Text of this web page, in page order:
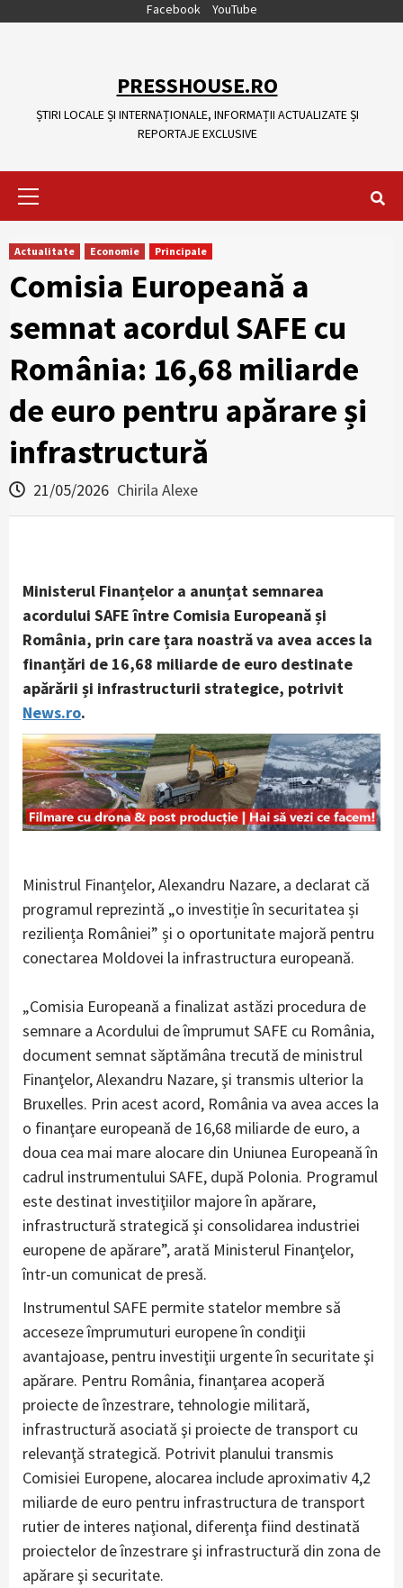
Facebook YouTube
PRESSHOUSE.RO
ȘTIRI LOCALE ȘI INTERNAȚIONALE, INFORMAȚII ACTUALIZATE ȘI
REPORTAJE EXCLUSIVE
Actualitate Economie Principale
Comisia Europeană a
semnat acordul SAFE cu
România: 16,68 miliarde
de euro pentru apărare și
infrastructură
21/05/2026 Chirila Alexe
Ministerul Finanțelor a anunțat semnarea
acordului SAFE între Comisia Europeană și
România, prin care țara noastră va avea acces la
finanțări de 16,68 miliarde de euro destinate
apărării și infrastructurii strategice, potrivit
News.ro.
Ministrul Finanțelor, Alexandru Nazare, a declarat că
programul reprezintă „o investiție în securitatea și
reziliența României” și o oportunitate majoră pentru
conectarea Moldovei la infrastructura europeană.
„Comisia Europeană a finalizat astăzi procedura de
semnare a Acordului de împrumut SAFE cu România,
document semnat săptămâna trecută de ministrul
Finanţelor, Alexandru Nazare, şi transmis ulterior la
Bruxelles. Prin acest acord, România va avea acces la
o finanţare europeană de 16,68 miliarde de euro, a
doua cea mai mare alocare din Uniunea Europeană în
cadrul instrumentului SAFE, după Polonia. Programul
este destinat investiţiilor majore în apărare,
infrastructură strategică şi consolidarea industriei
europene de apărare”, arată Ministerul Finanţelor,
într-un comunicat de presă.
Instrumentul SAFE permite statelor membre să
acceseze împrumuturi europene în condiţii
avantajoase, pentru investiţii urgente în securitate şi
apărare. Pentru România, finanţarea acoperă
proiecte de înzestrare, tehnologie militară,
infrastructură asociată şi proiecte de transport cu
relevanţă strategică. Potrivit planului transmis
Comisiei Europene, alocarea include aproximativ 4,2
miliarde de euro pentru infrastructura de transport
rutier de interes naţional, diferenţa fiind destinată
proiectelor de înzestrare şi infrastructură din zona de
apărare şi securitate.